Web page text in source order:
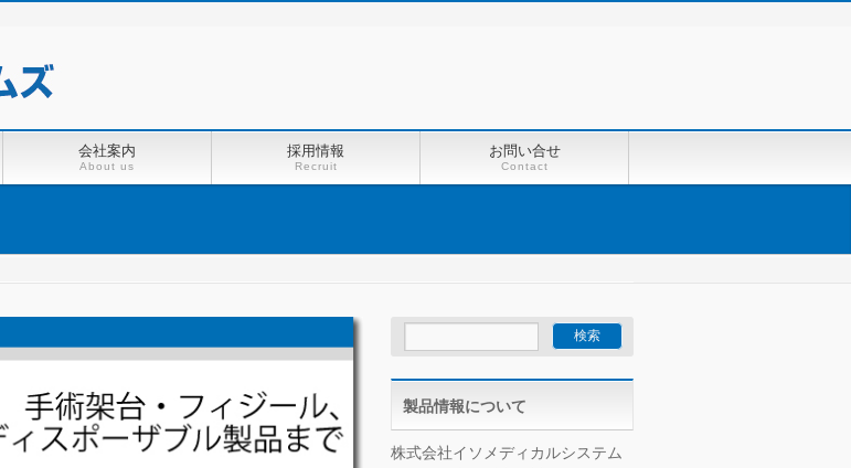
会社案内
About us
採用情報
Recruit
お問い合せ
Contact
製品情報について
株式会社イソメディカルシステム